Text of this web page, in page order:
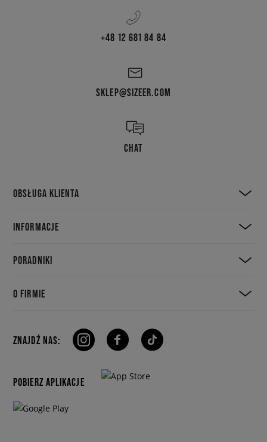
+48 12 681 84 84
SKLEP@SIZEER.COM
CHAT
OBSŁUGA KLIENTA
INFORMACJE
PORADNIKI
O FIRMIE
ZNAJDŹ NAS:
POBIERZ APLIKACJE